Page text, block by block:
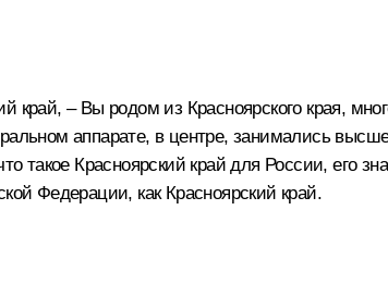
– Вы родом из Красноярского края,
аппарате, в центре, занимались
такое Красноярский край для России, его
Федерации, как Красноярский край.